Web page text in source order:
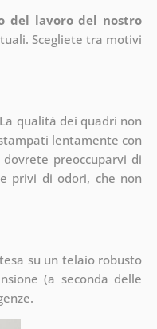
del lavoro del nostro
Scegliete tra motivi
qualità dei quadri non
lentamente con
preoccuparvi di
e privi di odori, che non
su un telaio robusto
(a seconda delle